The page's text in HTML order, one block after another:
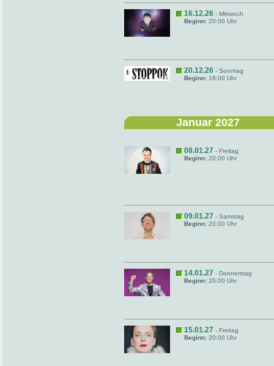
16.12.26 - Mittwoch
Beginn: 20:00 Uhr
20.12.26 - Sonntag
Beginn: 18:00 Uhr
Januar 2027
08.01.27 - Freitag
Beginn: 20:00 Uhr
09.01.27 - Samstag
Beginn: 20:00 Uhr
14.01.27 - Donnerstag
Beginn: 20:00 Uhr
15.01.27 - Freitag
Beginn: 20:00 Uhr